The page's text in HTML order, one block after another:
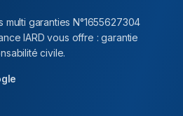
garanties N°1655627304
IARD vous offre : garantie
civile.